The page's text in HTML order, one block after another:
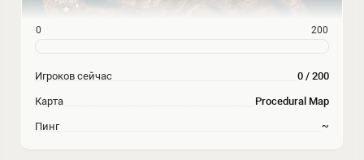
0 200
Игроков сейчас 0 / 200
Карта Procedural Map
Пинг ~